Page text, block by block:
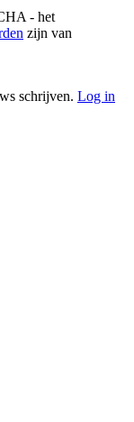
- het
zijn van
schrijven. Log in